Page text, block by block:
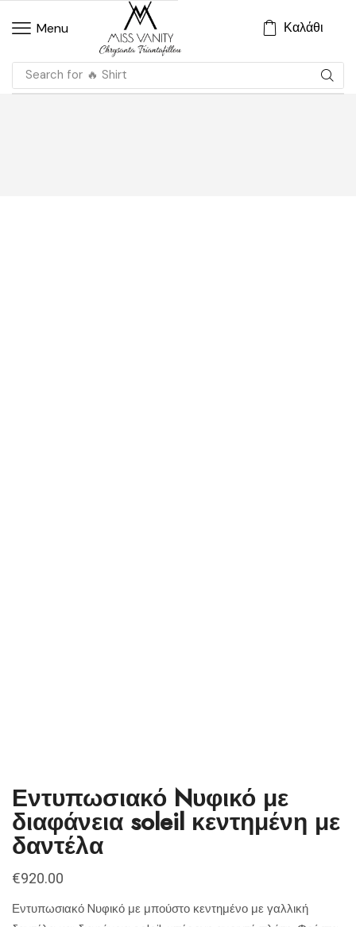
Menu Καλάθι
Search for 🔥 Shirt
Εντυπωσιακό Nυφικό με
διαφάνεια soleil κεντημένη με
δαντέλα
€920.00
Εντυπωσιακό Nυφικό με μπούστο κεντημένο με γαλλική